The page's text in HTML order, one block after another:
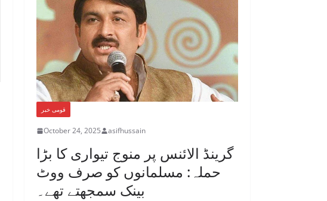
قومی خبر
October 24, 2025 asifhussain
گرینڈ الائنس پر منوج تیواری کا بڑا
حملہ: مسلمانوں کو صرف ووٹ
بینک سمجھتے تھے۔